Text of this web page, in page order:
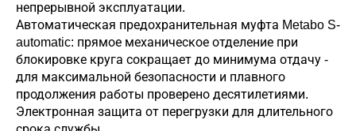
непрерывной эксплуатации.
Автоматическая предохранительная муфта Metabo S-
automatic: прямое механическое отделение при
блокировке круга сокращает до минимума отдачу -
для максимальной безопасности и плавного
продолжения работы проверено десятилетиями.
Электронная защита от перегрузки для длительного